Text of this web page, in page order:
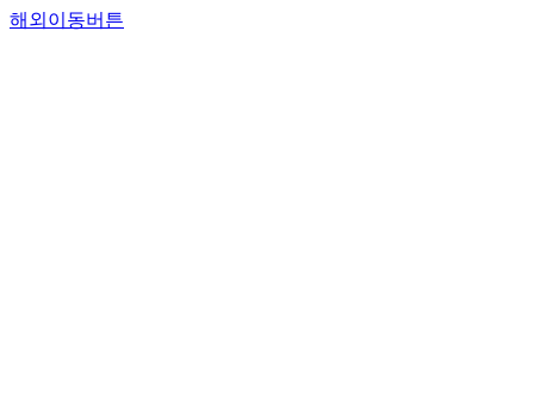
해외이동버튼